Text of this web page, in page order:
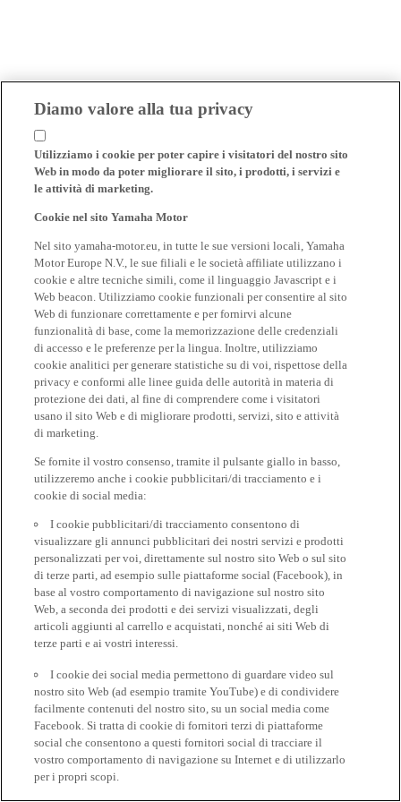
Diamo valore alla tua privacy
Utilizziamo i cookie per poter capire i visitatori del nostro sito
Web in modo da poter migliorare il sito, i prodotti, i servizi e
le attività di marketing.
Cookie nel sito Yamaha Motor
Nel sito yamaha-motor.eu, in tutte le sue versioni locali, Yamaha
Motor Europe N.V., le sue filiali e le società affiliate utilizzano i
cookie e altre tecniche simili, come il linguaggio Javascript e i
Web beacon. Utilizziamo cookie funzionali per consentire al sito
Web di funzionare correttamente e per fornirvi alcune
funzionalità di base, come la memorizzazione delle credenziali
di accesso e le preferenze per la lingua. Inoltre, utilizziamo
cookie analitici per generare statistiche su di voi, rispettose della
privacy e conformi alle linee guida delle autorità in materia di
protezione dei dati, al fine di comprendere come i visitatori
usano il sito Web e di migliorare prodotti, servizi, sito e attività
di marketing.
Se fornite il vostro consenso, tramite il pulsante giallo in basso,
utilizzeremo anche i cookie pubblicitari/di tracciamento e i
cookie di social media:
I cookie pubblicitari/di tracciamento consentono di
visualizzare gli annunci pubblicitari dei nostri servizi e prodotti
personalizzati per voi, direttamente sul nostro sito Web o sul sito
di terze parti, ad esempio sulle piattaforme social (Facebook), in
base al vostro comportamento di navigazione sul nostro sito
Web, a seconda dei prodotti e dei servizi visualizzati, degli
articoli aggiunti al carrello e acquistati, nonché ai siti Web di
terze parti e ai vostri interessi.
I cookie dei social media permettono di guardare video sul
nostro sito Web (ad esempio tramite YouTube) e di condividere
facilmente contenuti del nostro sito, su un social media come
Facebook. Si tratta di cookie di fornitori terzi di piattaforme
social che consentono a questi fornitori social di tracciare il
vostro comportamento di navigazione su Internet e di utilizzarlo
per i propri scopi.